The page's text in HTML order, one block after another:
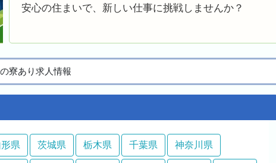
安心の住まいで、新しい仕事に挑戦しませんか？
寮あり求人情報
県 茨城県 栃木県 千葉県 神奈川県